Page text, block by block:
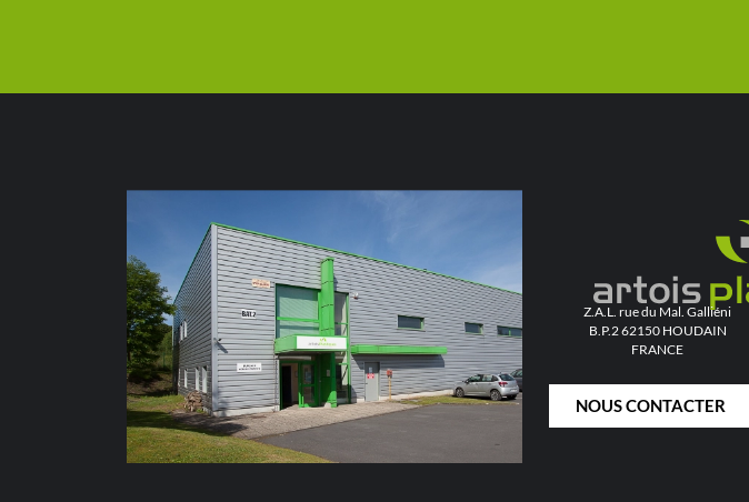
Z.A.L. rue du Mal. Galliéni
B.P.2 62150 HOUDAIN
FRANCE
NOUS CONTACTER